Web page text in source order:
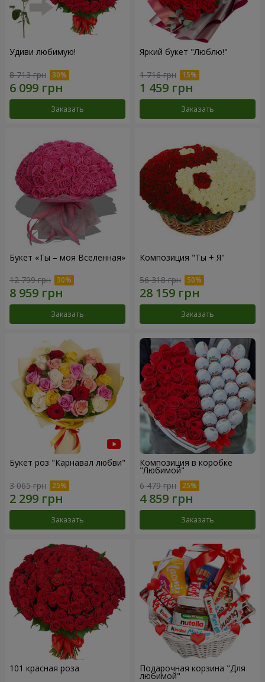
Удиви любимую!
8 713 грн
Заказать
Яркий букет "Люблю!"
1 716 грн
Заказать
Букет «Ты – моя Вселенная»
12 799 грн
Заказать
Композиция "Ты + Я"
56 318 грн
Заказать
Букет роз "Карнавал любви"
3 065 грн
Заказать
Композиция в коробке
"Любимой"
6 479 грн
Заказать
101 красная роза Подарочная корзина "Для
любимой"